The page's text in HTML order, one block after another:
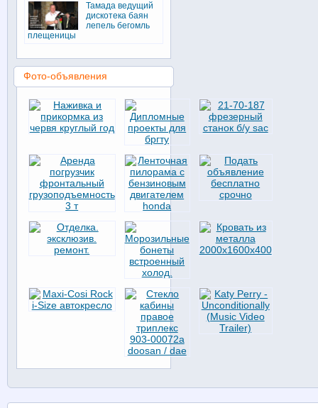
Тамада ведущий
дискотека баян
лепель бегомль
плещеницы
Фото-объявления